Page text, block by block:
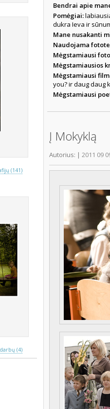
(141)
(4)
Bendrai apie
Pomėgiai:
dukra Ieva ir
Mane nusakanti
Naudojama
Mėgstamiausi
Mėgstamiausios
Mėgstamiausi
you? ir daug daug
Mėgstamiausi
Į Mokyklą
Autorius: | 2011 09